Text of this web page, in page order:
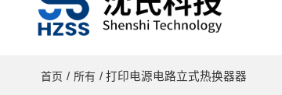
首页 / 所有 / 打印电源电路立式热换器器